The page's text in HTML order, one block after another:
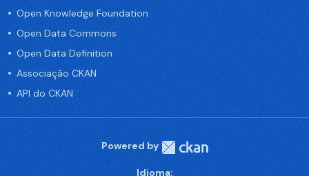
Open Knowledge Foundation
Open Data Commons
Open Data Definition
Associação CKAN
API do CKAN
Powered by
Idioma